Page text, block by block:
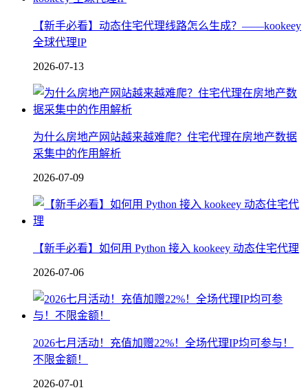
【新手必看】动态住宅代理线路怎么生成？——kookeey
全球代理IP
2026-07-13
为什么房地产网站越来越难爬？住宅代理在房地产数据
采集中的作用解析
2026-07-09
【新手必看】如何用 Python 接入 kookeey 动态住宅代理
2026-07-06
2026七月活动！充值加赠22%！全场代理IP均可参与！
不限金额！
2026-07-01